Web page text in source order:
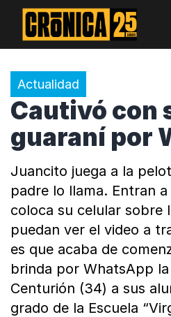
Actualidad
Cautivó con
guaraní por
Juancito juega a la
padre lo llama. Entran
coloca su celular sobre
puedan ver el video a
es que acaba de
brinda por WhatsApp
Centurión (34) a sus
grado de la Escuela